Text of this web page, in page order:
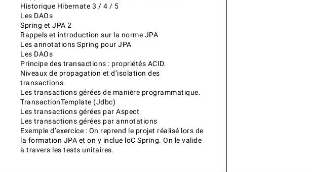
Historique Hibernate 3 / 4 / 5
Les DAOs
Spring et JPA 2
Rappels et introduction sur la norme JPA
Les annotations Spring pour JPA
Les DAOs
Principe des transactions : propriétés ACID.
Niveaux de propagation et d’isolation des
transactions.
Les transactions gérées de manière programmatique.
TransactionTemplate (Jdbc)
Les transactions gérées par Aspect
Les transactions gérées par annotations
Exemple d’exercice : On reprend le projet réalisé lors de
la formation JPA et on y inclue loC Spring. On le valide
à travers les tests unitaires.